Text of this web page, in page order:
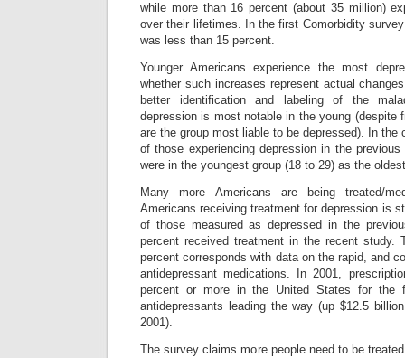
while more than 16 percent (about 35 million)
over their lifetimes. In the first Comorbidity
was less than 15 percent.
Younger Americans experience the most
whether such increases represent actual
better identification and labeling of the
depression is most notable in the young (despite
are the group most liable to be depressed). In the
of those experiencing depression in the
were in the youngest group (18 to 29) as the
Many more Americans are being treated/
Americans receiving treatment for depression is
of those measured as depressed in the
percent received treatment in the recent study.
percent corresponds with data on the rapid, and
antidepressant medications. In 2001,
percent or more in the United States for the
antidepressants leading the way (up $12.5
2001).
The survey claims more people need to be